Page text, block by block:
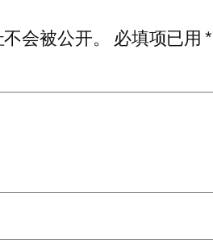
会被公开。
必填项已用*